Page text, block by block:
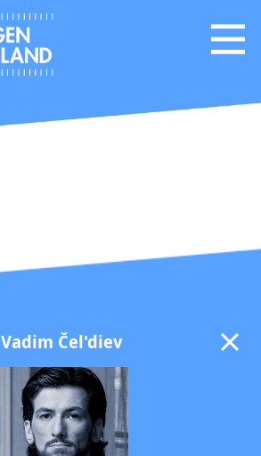
Vadim Čel'diev